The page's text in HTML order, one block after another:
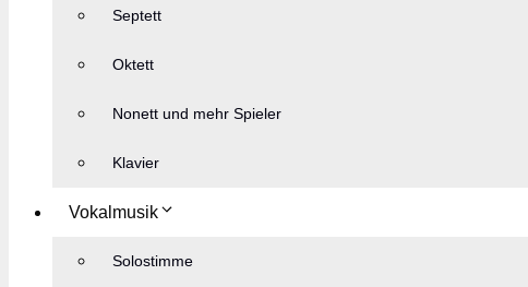
Septett
Oktett
Nonett und mehr Spieler
Klavier
Vokalmusik
Solostimme